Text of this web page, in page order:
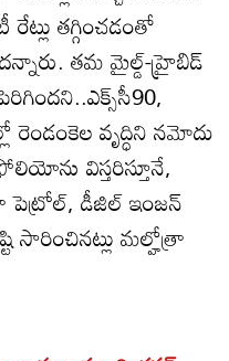
తగ్గించడంతో
తమ మైల్డ్‌-హ్రైబిడ్‌
రెండంకెల వృద్ధిని నమోదు
విస్తరిస్తూనే,
పెట్రోల్‌, డీజిల్‌ ఇంజన్‌
సారించినట్లు మల్హోత్రా